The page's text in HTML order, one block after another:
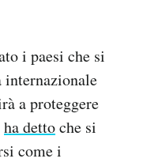
i paesi che si
internazionale
a proteggere
ha dettoche si
come i